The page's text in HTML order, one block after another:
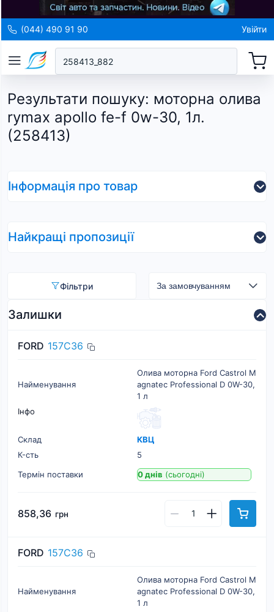
(044) 490 91 90 Увійти
Результати пошуку: моторна олива
rymax apollo fe-f 0w-30, 1л.
(258413)
Інформація про товар
Найкращі пропозиції
Фільтри
Залишки
FORD 157C36
Найменування
Олива моторна Ford Castrol M
agnatec Professional D 0W-30,
1 л
Інфо
Склад
КВЦ
К-cть
5
Термін поставки
0 днів (сьогодні)
858,36 грн
FORD 157C36
Найменування
Олива моторна Ford Castrol M
agnatec Professional D 0W-30,
1 л